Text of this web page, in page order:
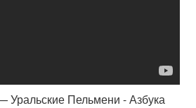
Уральские Пельмени - Азбука